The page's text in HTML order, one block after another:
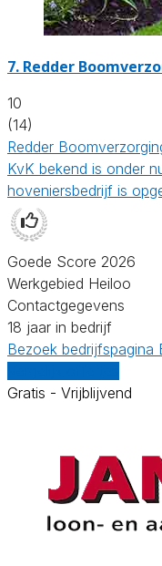
7. Redder
10
(14)
Redder
KvK bekend is onder
hoveniersbedrijf is
Goede Score 2026
Werkgebied Heiloo
Contactgegevens
18 jaar in bedrijf
Bezoek bedrijfspagina
Gratis - Vrijblijvend